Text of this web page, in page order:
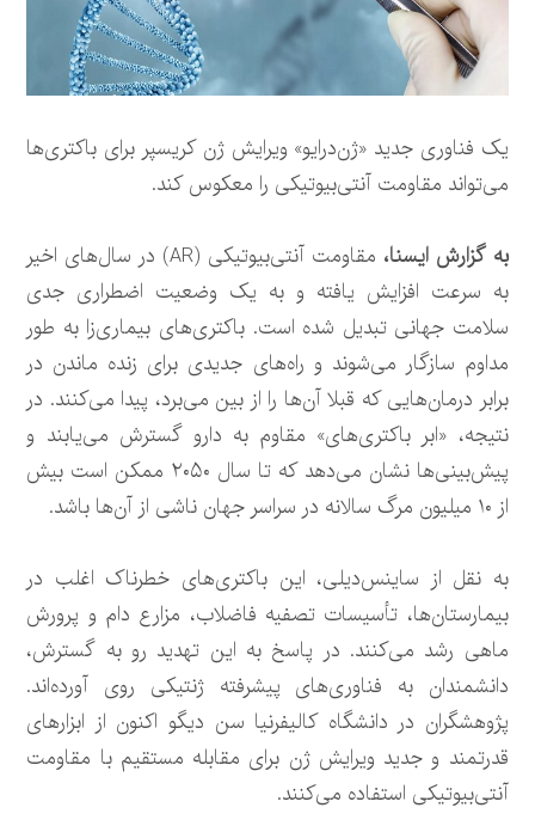
یک فناوری جدید «ژن‌درایو» ویرایش ژن کریسپر برای باکتری‌ها
می‌تواند مقاومت آنتی‌بیوتیکی را معکوس کند.
به گزارش ایسنا،
مقاومت آنتی‌بیوتیکی (AR) در سال‌های اخیر
به سرعت افزایش یافته و به یک وضعیت اضطراری جدی
سلامت جهانی تبدیل شده است. باکتری‌های بیماری‌زا به طور
مداوم سازگار می‌شوند و راه‌های جدیدی برای زنده ماندن در
برابر درمان‌هایی که قبلا آن‌ها را از بین می‌برد، پیدا می‌کنند. در
نتیجه، «ابر باکتری‌های» مقاوم به دارو گسترش می‌یابند و
پیش‌بینی‌ها نشان می‌دهد که تا سال ۲۰۵۰ ممکن است بیش
از ۱۰ میلیون مرگ سالانه در سراسر جهان ناشی از آن‌ها باشد.
به نقل از ساینس‌دیلی، این باکتری‌های خطرناک اغلب در
بیمارستان‌ها، تأسیسات تصفیه فاضلاب، مزارع دام و پرورش
ماهی رشد می‌کنند. در پاسخ به این تهدید رو به گسترش،
دانشمندان به فناوری‌های پیشرفته ژنتیکی روی آورده‌اند.
پژوهشگران در دانشگاه کالیفرنیا سن دیگو اکنون از ابزارهای
قدرتمند و جدید ویرایش ژن برای مقابله مستقیم با مقاومت
آنتی‌بیوتیکی استفاده می‌کنند.